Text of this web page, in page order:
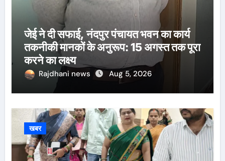
जेई ने दी सफाई, नंदपुर पंचायत भवन का कार्य
तकनीकी मानकों के अनुरूप: 15 अगस्त तक पूरा
करने का लक्ष्य
Rajdhani news Aug 5, 2026
खबर